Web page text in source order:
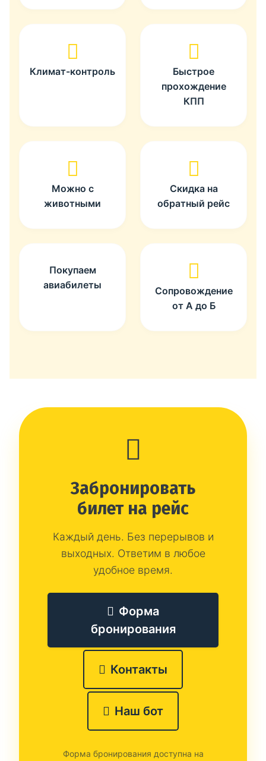
Климат-контроль
Быстрое
прохождение
КПП
Можно с
животными
Скидка на
обратный рейс
Покупаем
авиабилеты
Сопровождение
от А до Б
Забронировать
билет на рейс
Каждый день. Без перерывов и
выходных. Ответим в любое
удобное время.
Форма
бронирования
Контакты
Наш бот
Форма бронирования доступна на